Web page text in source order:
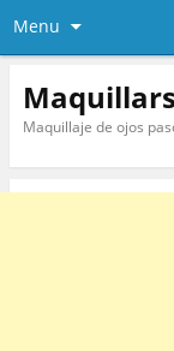
Menu
Maquillaje de ojos